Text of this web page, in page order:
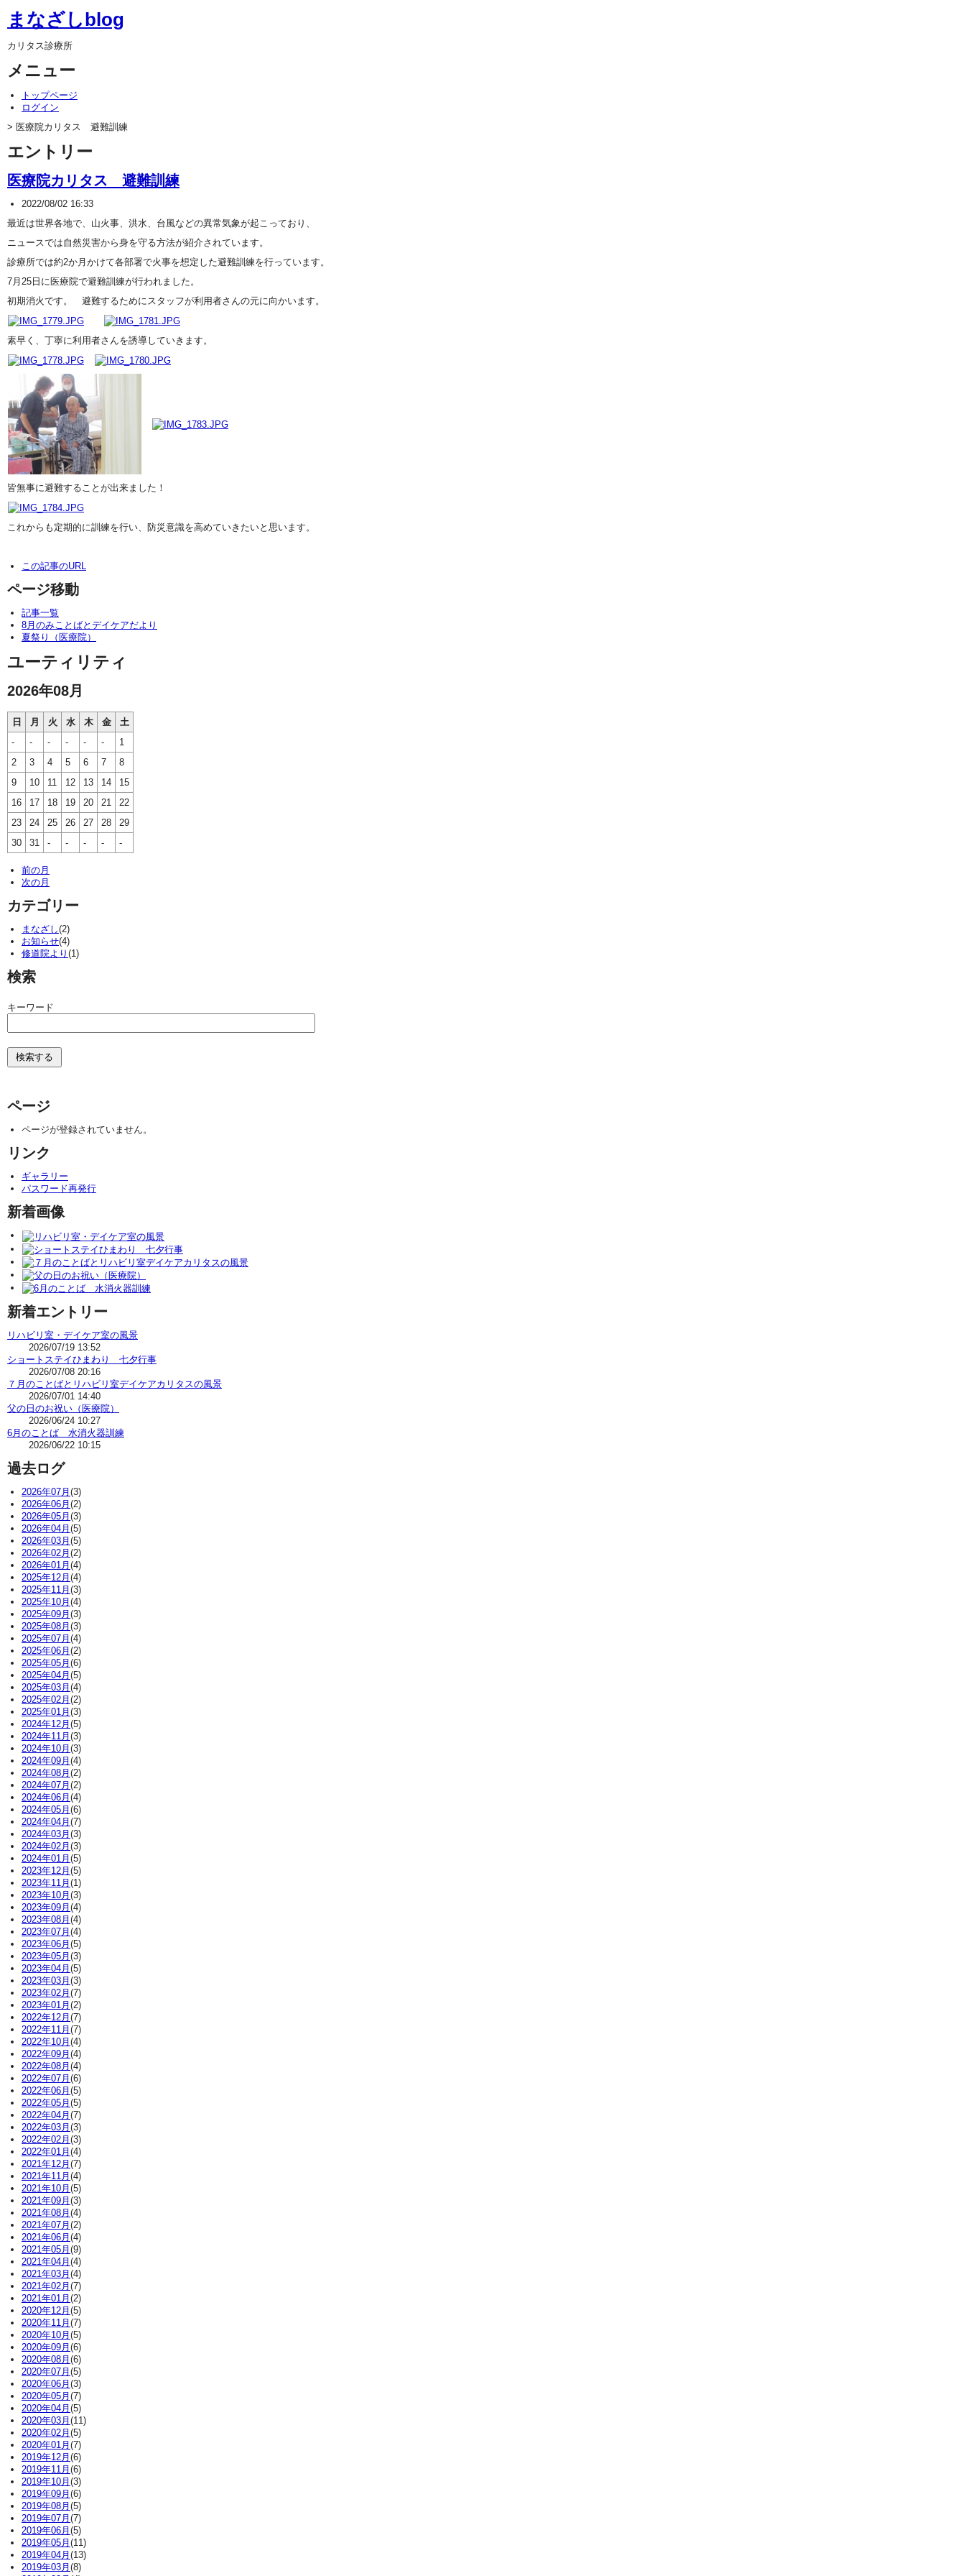
まなざしblog
カリタス診療所
メニュー
トップページ
ログイン
> 医療院カリタス 避難訓練
エントリー
医療院カリタス 避難訓練
2022/08/02 16:33
最近は世界各地で、山火事、洪水、台風などの異常気象が起こっており、
ニュースでは自然災害から身を守る方法が紹介されています。
診療所では約2か月かけて各部署で火事を想定した避難訓練を行っています。
7月25日に医療院で避難訓練が行われました。
初期消火です。 避難するためにスタッフが利用者さんの元に向かいます。
素早く、丁寧に利用者さんを誘導していきます。
皆無事に避難することが出来ました！
これからも定期的に訓練を行い、防災意識を高めていきたいと思います。
この記事のURL
ページ移動
記事一覧
8月のみことばとデイケアだより
夏祭り（医療院）
ユーティリティ
2026年08月
日 月 火 水 木 金
土
-
- - - - -
1
2
3 4 5 6 7
8
9
10 11 12 13 14
15
16
17 18 19 20 21
22
23
24 25 26 27 28
29
30
31 - - - - -
前の月
次の月
カテゴリー
まなざし(2)
お知らせ(4)
修道院より (1)
検索
キーワード
ページ
ページが登録されていません。
リンク
ギャラリー
パスワード再発行
新着画像
新着エントリー
リハビリ室・デイケア室の風景
2026/07/19 13:52
ショートステイひまわり 七夕行事
2026/07/08 20:16
７月のことばとリハビリ室デイケアカリタスの風景
2026/07/01 14:40
父の日のお祝い（医療院）
2026/06/24 10:27
6月のことば 水消火器訓練
2026/06/22 10:15
過去ログ
2026年07月 (3)
2026年06月 (2)
2026年05月 (3)
2026年04月 (5)
2026年03月 (5)
2026年02月 (2)
2026年01月 (4)
2025年12月 (4)
2025年11月 (3)
2025年10月 (4)
2025年09月 (3)
2025年08月 (3)
2025年07月 (4)
2025年06月 (2)
2025年05月 (6)
2025年04月 (5)
2025年03月 (4)
2025年02月 (2)
2025年01月 (3)
2024年12月 (5)
2024年11月 (3)
2024年10月 (3)
2024年09月 (4)
2024年08月 (2)
2024年07月 (2)
2024年06月 (4)
2024年05月 (6)
2024年04月 (7)
2024年03月 (3)
2024年02月 (3)
2024年01月 (5)
2023年12月 (5)
2023年11月 (1)
2023年10月 (3)
2023年09月 (4)
2023年08月 (4)
2023年07月 (4)
2023年06月 (5)
2023年05月 (3)
2023年04月 (5)
2023年03月 (3)
2023年02月 (7)
2023年01月 (2)
2022年12月 (7)
2022年11月 (7)
2022年10月 (4)
2022年09月 (4)
2022年08月 (4)
2022年07月 (6)
2022年06月 (5)
2022年05月 (5)
2022年04月 (7)
2022年03月 (3)
2022年02月 (3)
2022年01月 (4)
2021年12月 (7)
2021年11月 (4)
2021年10月 (5)
2021年09月 (3)
2021年08月 (4)
2021年07月 (2)
2021年06月 (4)
2021年05月 (9)
2021年04月 (4)
2021年03月 (4)
2021年02月 (7)
2021年01月 (2)
2020年12月 (5)
2020年11月 (7)
2020年10月 (5)
2020年09月 (6)
2020年08月 (6)
2020年07月 (5)
2020年06月 (3)
2020年05月 (7)
2020年04月 (5)
2020年03月 (11)
2020年02月 (5)
2020年01月 (7)
2019年12月 (6)
2019年11月 (6)
2019年10月 (3)
2019年09月 (6)
2019年08月 (5)
2019年07月 (7)
2019年06月 (5)
2019年05月 (11)
2019年04月 (13)
2019年03月 (8)